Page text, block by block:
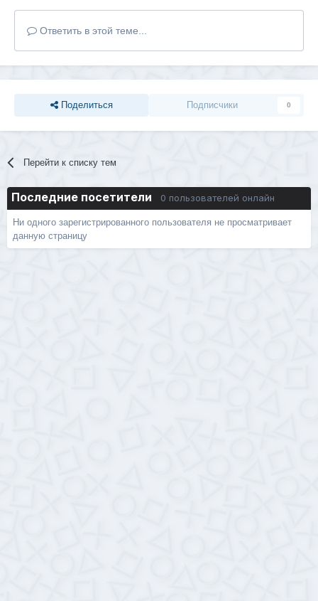
Ответить в этой теме...
Поделиться Подписчики 0
Перейти к списку тем
Последние посетители 0 пользователей онлайн
Ни одного зарегистрированного пользователя не просматривает
данную страницу